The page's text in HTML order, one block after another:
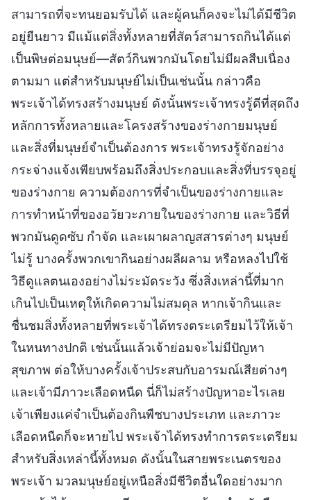
สามารถที่จะทนยอมรับได้ และผู้คนก็คงจะไม่ได้มีชีวิต
อยู่ยืนยาว มีแม้แต่สิ่งทั้งหลายที่สัตว์สามารถกินได้แต่
เป็นพิษต่อมนุษย์—สัตว์กินพวกมันโดยไม่มีผลสืบเนื่อง
ตามมา แต่สำหรับมนุษย์ไม่เป็นเช่นนั้น กล่าวคือ
พระเจ้าได้ทรงสร้างมนุษย์ ดังนั้นพระเจ้าทรงรู้ดีที่สุดถึง
หลักการทั้งหลายและโครงสร้างของร่างกายมนุษย์
และสิ่งที่มนุษย์จำเป็นต้องการ พระเจ้าทรงรู้จักอย่าง
กระจ่างแจ้งเพียบพร้อมถึงสิ่งประกอบและสิ่งที่บรรจุอยู่
ของร่างกาย ความต้องการที่จำเป็นของร่างกายและ
การทำหน้าที่ของอวัยวะภายในของร่างกาย และวิธีที่
พวกมันดูดซับ กำจัด และเผาผลาญสสารต่างๆ มนุษย์
ไม่รู้ บางครั้งพวกเขากินอย่างผลีผลาม หรือหลงไปใช้
วิธีดูแลตนเองอย่างไม่ระมัดระวัง ซึ่งสิ่งเหล่านี้ที่มาก
เกินไปเป็นเหตุให้เกิดความไม่สมดุล หากเจ้ากินและ
ชื่นชมสิ่งทั้งหลายที่พระเจ้าได้ทรงตระเตรียมไว้ให้เจ้า
ในหนทางปกติ เช่นนั้นแล้วเจ้าย่อมจะไม่มีปัญหา
สุขภาพ ต่อให้บางครั้งเจ้าประสบกับอารมณ์เสียต่างๆ
และเจ้ามีภาวะเลือดหนืด นี่ก็ไม่สร้างปัญหาอะไรเลย
เจ้าเพียงแค่จำเป็นต้องกินพืชบางประเภท และภาวะ
เลือดหนืดก็จะหายไป พระเจ้าได้ทรงทำการตระเตรียม
สำหรับสิ่งเหล่านี้ทั้งหมด ดังนั้นในสายพระเนตรของ
พระเจ้า มวลมนุษย์อยู่เหนือสิ่งมีชีวิตอื่นใดอย่างมาก